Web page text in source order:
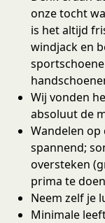
onze tocht
is het altijd
windjack en
Wij vonden
absoluut de
Wandelen
spannend;
oversteken
prima te
Neem zelf je
Minimale